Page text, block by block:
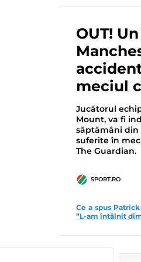
OUT!
meciul
Jucătorul
Mount, va fi
săptămâni din
suferite în
The Guardian.
SPORT.RO
Ce a spus
”L-am întâlnit